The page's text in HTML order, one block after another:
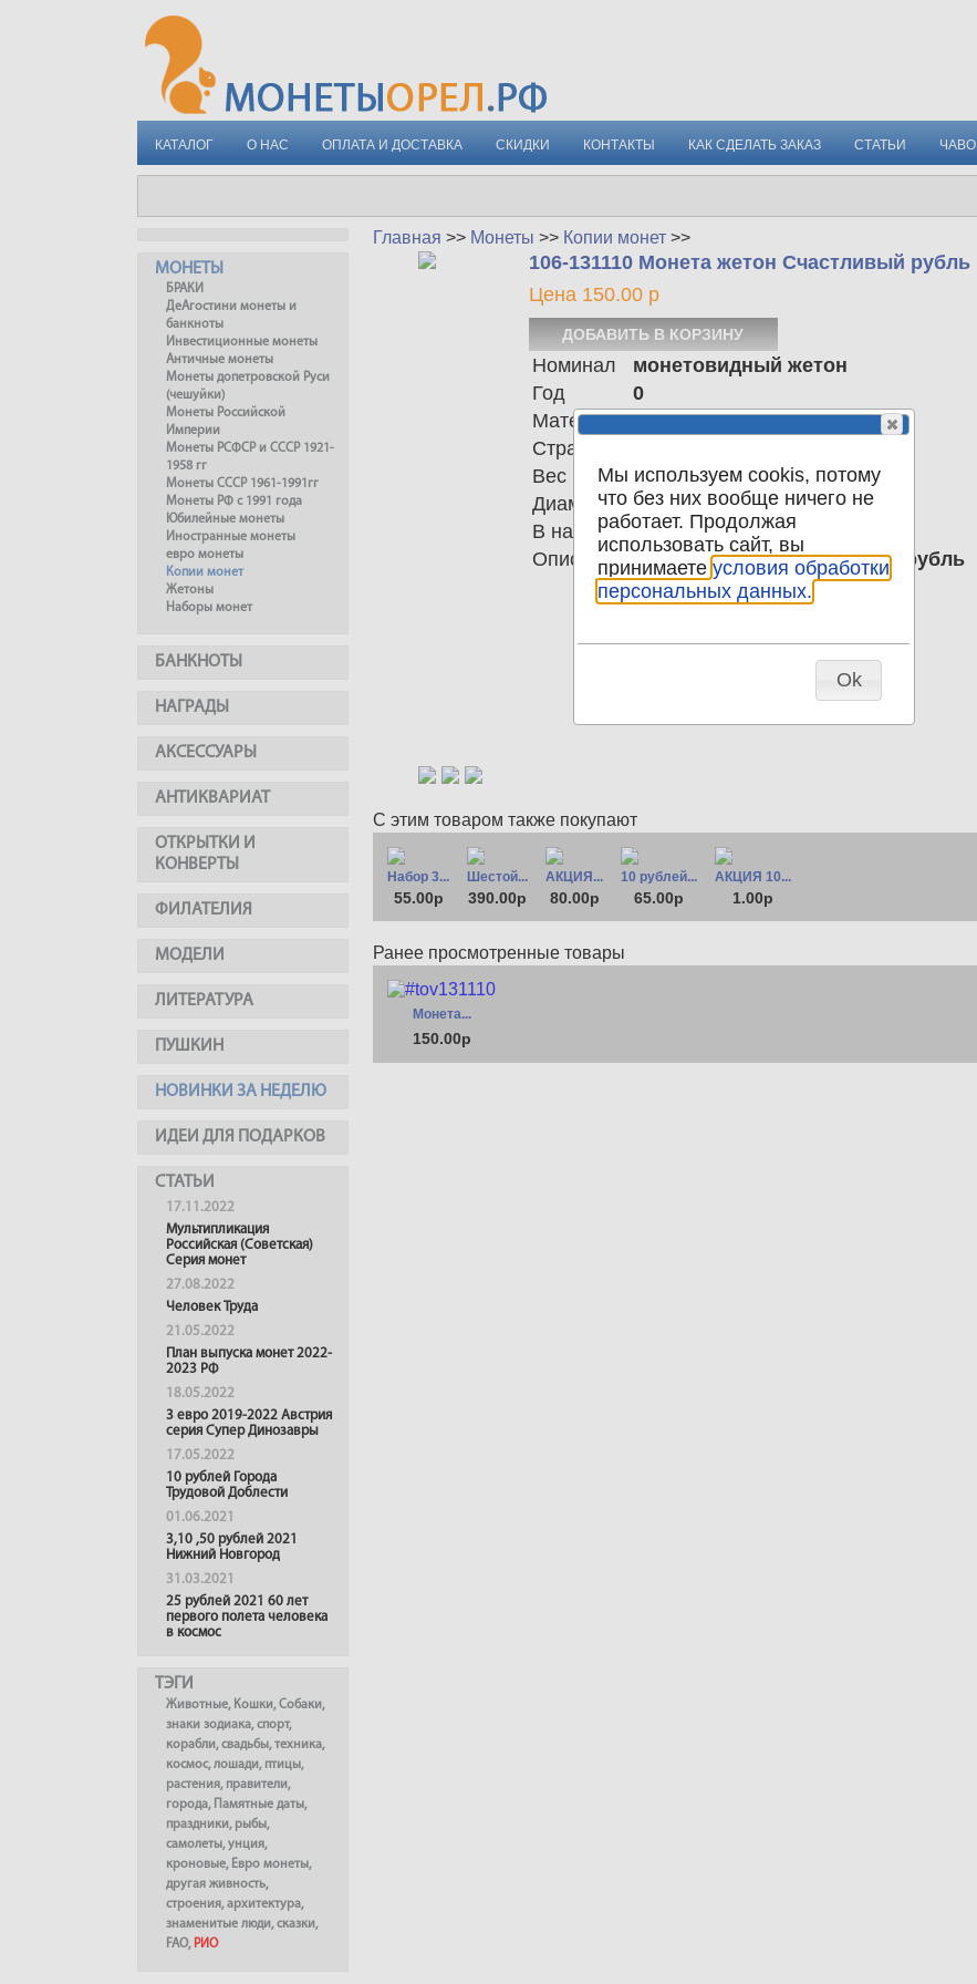
КАТАЛОГ О НАС ОПЛАТА И ДОСТАВКА СКИДКИ КОНТАКТЫ КАК СДЕЛАТЬ ЗАКАЗ СТАТЬИ ЧАВО
МОНЕТЫ
БРАКИ
ДеАгостини монеты и
банкноты
Инвестиционные монеты
Античные монеты
Монеты допетровской Руси
(чешуйки)
Монеты Российской
Империи
Монеты РСФСР и СССР 1921-
1958 гг
Монеты СССР 1961-1991гг
Монеты РФ с 1991 года
Юбилейные монеты
Иностранные монеты
евро монеты
Копии монет
Жетоны
Наборы монет
БАНКНОТЫ
НАГРАДЫ
АКСЕССУАРЫ
АНТИКВАРИАТ
ОТКРЫТКИ И
КОНВЕРТЫ
ФИЛАТЕЛИЯ
МОДЕЛИ
ЛИТЕРАТУРА
ПУШКИН
НОВИНКИ ЗА НЕДЕЛЮ
ИДЕИ ДЛЯ ПОДАРКОВ
СТАТЬИ
17.11.2022
Мультипликация
Российская (Советская)
Серия монет
27.08.2022
Человек Труда
21.05.2022
План выпуска монет 2022-
2023 РФ
18.05.2022
3 евро 2019-2022 Австрия
серия Супер Динозавры
17.05.2022
10 рублей Города
Трудовой Доблести
01.06.2021
3,10 ,50 рублей 2021
Нижний Новгород
31.03.2021
25 рублей 2021 60 лет
первого полета человека
в космос
ТЭГИ
Животные, Кошки,Собаки,
знаки зодиака,спорт,
корабли,свадьбы,техника,
космос,лошади, птицы,
растения, правители,
города, Памятные даты,
праздники, рыбы,
самолеты,унция,
кроновые, Евро монеты,
другая живность,
строения,архитектура,
знаменитые люди,сказки,
FAO, РИО
Главная >> Монеты >> Копии монет >>
106-131110 Монета жетон Счастливый рубль
Цена 150.00 р
Номинал
монетовидный жетон
Год
0
Материал сплав
Страна
Вес
4.00
Диаметр
20.00
В наличии 2
Описание Монета жетон Счастливый рубль
С этим товаром также покупают
Набор 3...
55.00р
Шестой...
390.00р
АКЦИЯ...
80.00р
10 рублей...
65.00р
АКЦИЯ 10...
1.00р
Ранее просмотренные товары
Монета...
150.00р
Мы используем cookis, потому
что без них вообще ничего не
работает. Продолжая
использовать сайт, вы
принимаете условия обработки
персональных данных.
Ok